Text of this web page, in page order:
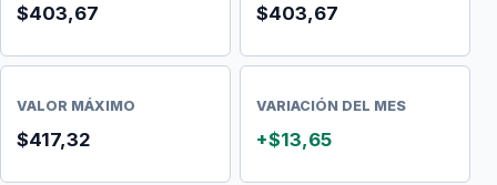
$403,67 $403,67
VALOR MÁXIMO
$417,32
VARIACIÓN DEL MES
+$13,65